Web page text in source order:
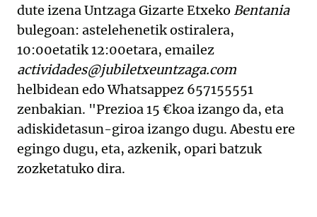
dute izenaUntzagaGizarte Etxeko Bentania
bulegoan: astelehenetikostiralera,
10:00etatik12:00etara, emailez
actividades@jubiletxeuntzaga.com
helbideanedo Whatsappez 657155551
zenbakian. "Prezioa15 €koaizango da, eta
adiskidetasun-giroaizango dugu.Abestuere
egingo dugu, eta, azkenik, oparibatzuk
zozketatuko dira.